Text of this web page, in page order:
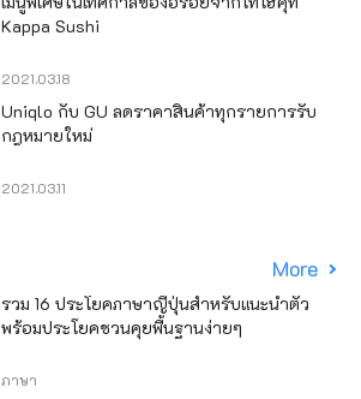
Kappa Sushi
2021.03.18
Uniqlo กับ GU ลดราคาสินค้าทุกรายการรับ
กฎหมายใหม่
2021.03.11
More
รวม 16 ประโยคภาษาญี่ปุ่นสำหรับแนะนำตัว
พร้อมประโยคชวนคุยพื้นฐานง่ายๆ
ภาษา